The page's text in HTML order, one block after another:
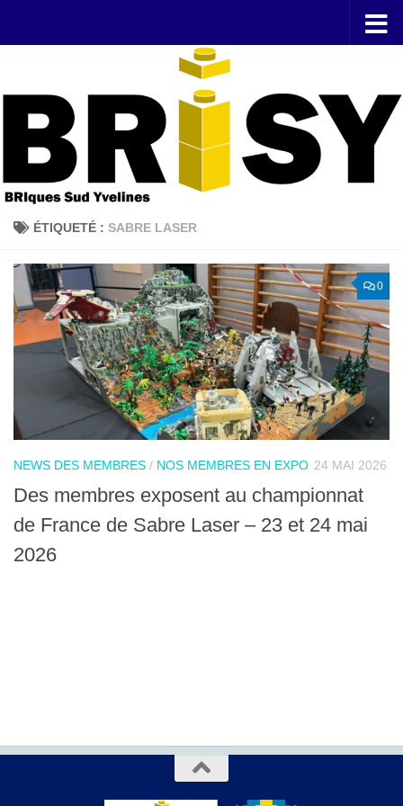
ÉTIQUETÉ : SABRE LASER
0
NEWS DES MEMBRES / NOS MEMBRES EN EXPO 24 MAI 2026
Des membres exposent au championnat
de France de Sabre Laser – 23 et 24 mai
2026